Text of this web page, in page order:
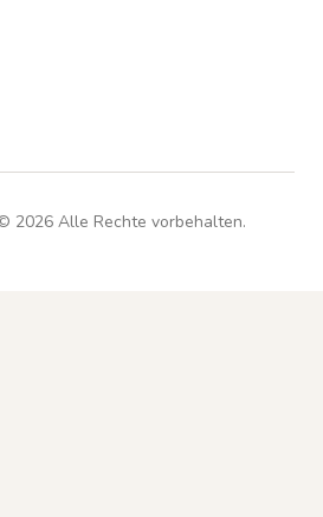
2026Alle Rechte vorbehalten.